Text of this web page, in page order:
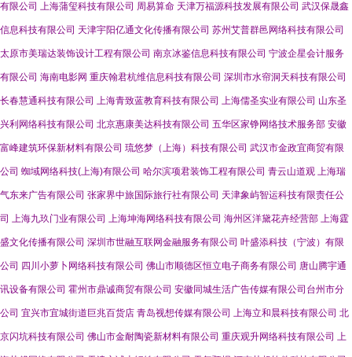
有限公司 上海蒲玺科技有限公司 周易算命 天津万福源科技发展有限公司 武汉保晟鑫
信息科技有限公司 天津宇阳亿通文化传播有限公司 苏州艾普群邑网络科技有限公司
太原市美瑞达装饰设计工程有限公司 南京冰鉴信息科技有限公司 宁波企星会计服务
有限公司 海南电影网 重庆翰君杭维信息科技有限公司 深圳市水帘洞天科技有限公司
长春慧通科技有限公司 上海青致蓝教育科技有限公司 上海儒圣实业有限公司 山东圣
兴利网络科技有限公司 北京惠康美达科技有限公司 五华区家铮网络技术服务部 安徽
富峰建筑环保新材料有限公司 琉悠梦（上海）科技有限公司 武汉市金政宜商贸有限
公司 蜘域网络科技(上海)有限公司 哈尔滨项君装饰工程有限公司 青云山道观 上海瑞
气东来广告有限公司 张家界中旅国际旅行社有限公司 天津象屿智运科技有限责任公
司 上海九玖门业有限公司 上海坤海网络科技有限公司 海州区洋黛花卉经营部 上海霆
盛文化传播有限公司 深圳市世融互联网金融服务有限公司 叶盛添科技（宁波）有限
公司 四川小萝卜网络科技有限公司 佛山市顺德区恒立电子商务有限公司 唐山腾宇通
讯设备有限公司 霍州市鼎诚商贸有限公司 安徽同城生活广告传媒有限公司台州市分
公司 宜兴市宜城街道巨兆百货店 青岛视想传媒有限公司 上海立和晨科技有限公司 北
京闪坑科技有限公司 佛山市金耐陶瓷新材料有限公司 重庆观升网络科技有限公司 上